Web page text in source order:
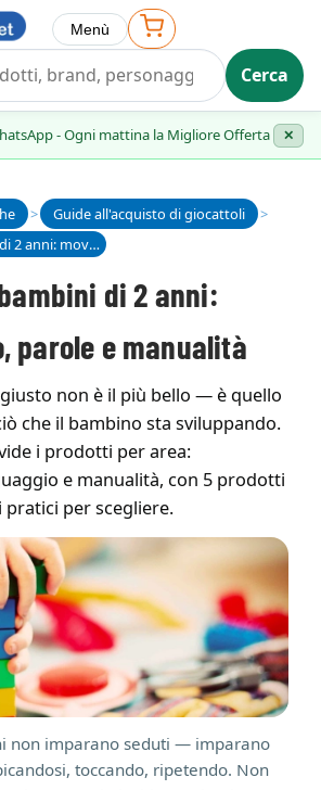
Cerca
Menù
- Ogni mattina la Migliore Offerta ✕
> Guide all'acquisto di giocattoli
>
Giochi per bambini di 2 anni: movimento, parole e manualità
di 2 anni:
parole e manualità
non è il più bello — è quello
che il bambino sta sviluppando.
i prodotti per area:
e manualità, con 5 prodotti
per scegliere.
non imparano seduti — imparano
toccando, ripetendo. Non